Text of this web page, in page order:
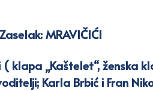
MRAVIČIĆI
( klapa „Kaštelet“, ženska
Karla Brbić i Fran